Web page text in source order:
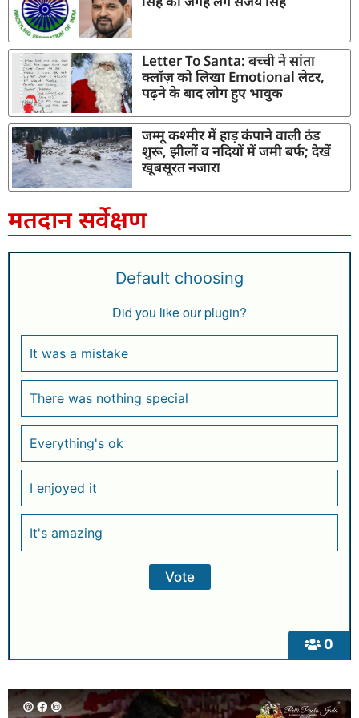
Letter To Santa: बच्ची ने सांता
क्लॉज़ को लिखा Emotional लेटर,
पढ़ने के बाद लोग हुए भावुक
जम्मू कश्मीर में हाड़ कंपाने वाली ठंड
शुरू, झीलों व नदियों में जमी बर्फ; देखें
खूबसूरत नजारा
मतदान सर्वेक्षण
0
Default choosing
Did you like our plugin?
It was a mistake
There was nothing special
Everything's ok
I enjoyed it
It's amazing